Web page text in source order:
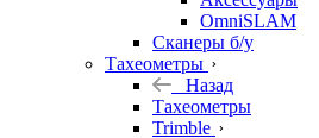
OmniSLAM
Сканеры б/у
Тахеометры
Назад
Тахеометры
Trimble